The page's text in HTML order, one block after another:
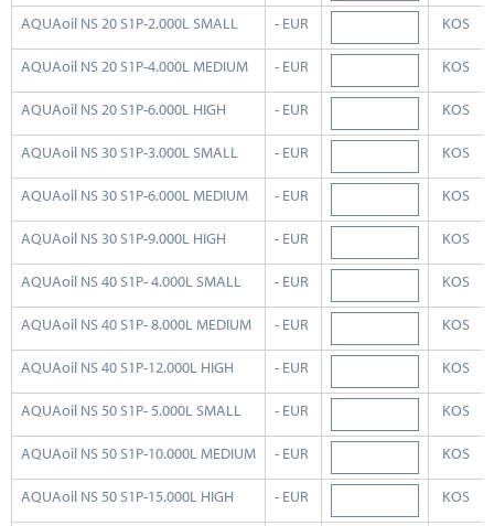
AQUAoil NS 20 S1P-2.000L SMALL - EUR KOS
AQUAoil NS 20 S1P-4.000L MEDIUM - EUR KOS
AQUAoil NS 20 S1P-6.000L HIGH - EUR KOS
AQUAoil NS 30 S1P-3.000L SMALL - EUR KOS
AQUAoil NS 30 S1P-6.000L MEDIUM - EUR KOS
AQUAoil NS 30 S1P-9.000L HIGH - EUR KOS
AQUAoil NS 40 S1P- 4.000L SMALL - EUR KOS
AQUAoil NS 40 S1P- 8.000L MEDIUM - EUR KOS
AQUAoil NS 40 S1P-12.000L HIGH - EUR KOS
AQUAoil NS 50 S1P- 5.000L SMALL - EUR KOS
AQUAoil NS 50 S1P-10.000L MEDIUM - EUR KOS
AQUAoil NS 50 S1P-15.000L HIGH - EUR KOS